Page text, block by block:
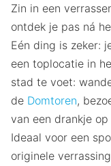
Zin in een
ontdek je pas ná
Eén ding is zeker:
een toplocatie in
stad te voet:
de Domtoren,
van een drankje
Ideaal voor een
originele